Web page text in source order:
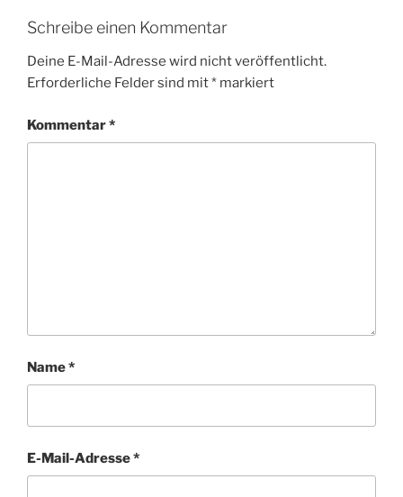
Schreibe einen Kommentar
Deine E-Mail-Adresse wird nicht veröffentlicht.
Erforderliche Felder sind mit* markiert
Kommentar*
Name*
E-Mail-Adresse*